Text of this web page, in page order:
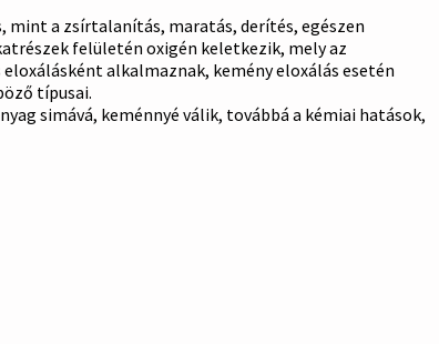
a zsírtalanítás, maratás, derítés, egészen
felületén oxigén keletkezik, mely az
alkalmaznak, kemény eloxálás esetén
típusai.
simává, keménnyé válik, továbbá a kémiai hatások,